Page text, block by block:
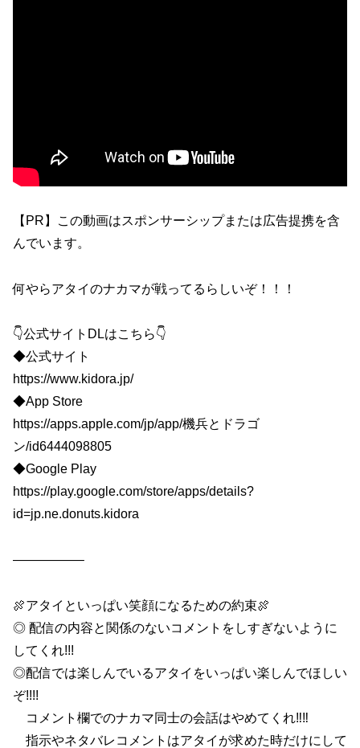
【PR】この動画はスポンサーシップまたは広告提携を含
んでいます。
何やらアタイのナカマが戦ってるらしいぞ！！！
👇公式サイトDLはこちら👇
◆公式サイト
https://www.kidora.jp/
◆App Store
https://apps.apple.com/jp/app/機兵とドラゴ
ン/id6444098805
◆Google Play
https://play.google.com/store/apps/details?
id=jp.ne.donuts.kidora
—————–
🍖アタイといっぱい笑顔になるための約束🍖
◎ 配信の内容と関係のないコメントをしすぎないように
してくれ!!!
◎配信では楽しんでいるアタイをいっぱい楽しんでほしい
ぞ!!!!
コメント欄でのナカマ同士の会話はやめてくれ‼︎‼︎
指示やネタバレコメントはアタイが求めた時だけにして